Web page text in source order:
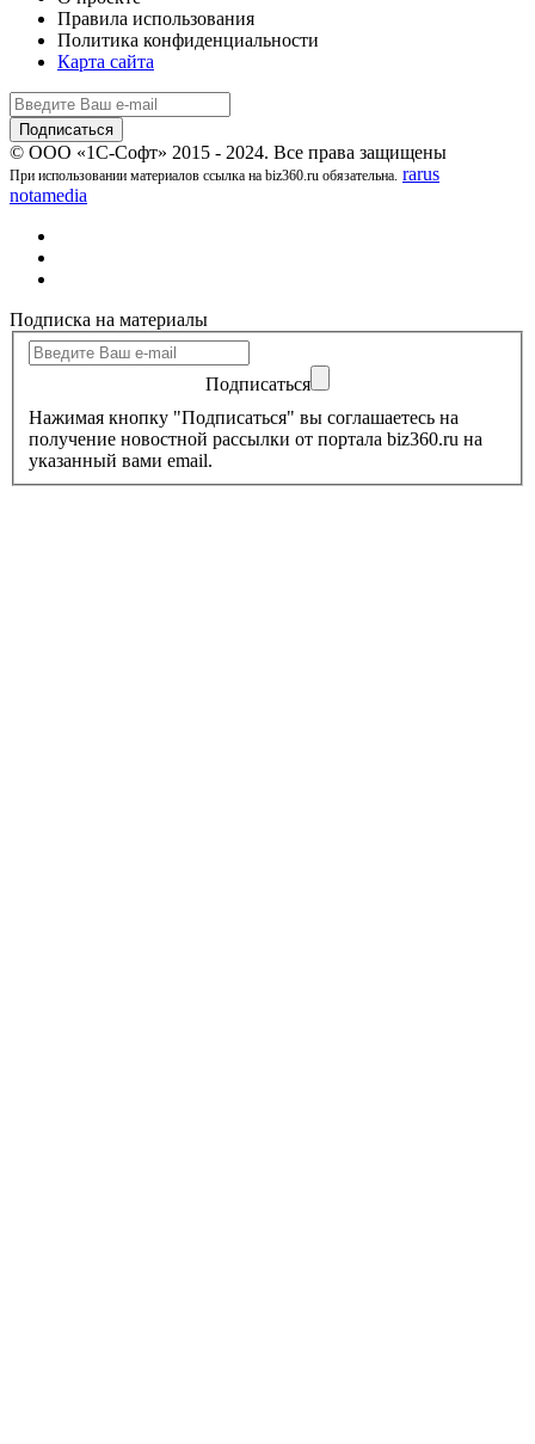
Правила использования
Политика конфиденциальности
Карта сайта
© ООО «1С-Софт» 2015 - 2024. Все права защищены
При использовании материалов ссылка на biz360.ru обязательна. rarus
notamedia
Подписка на материалы
Подписаться
Нажимая кнопку "Подписаться" вы соглашаетесь на
получение новостной рассылки от портала biz360.ru на
указанный вами email.